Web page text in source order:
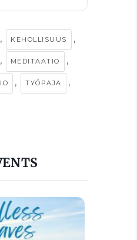
, KEHOLLISUUS ,
, MEDITAATIO ,
, TYÖPAJA ,